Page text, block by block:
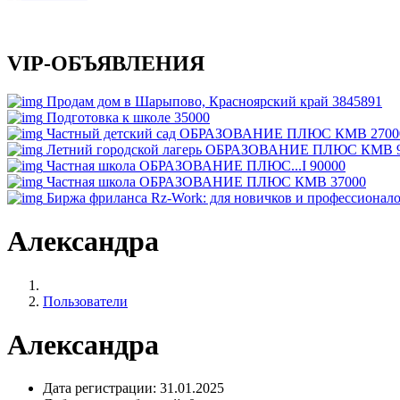
VIP-ОБЪЯВЛЕНИЯ
Продам дом в Шарыпово, Красноярский край 3845891
Подготовка к школе 35000
Частный детский сад ОБРАЗОВАНИЕ ПЛЮС КМВ
Летний городской лагерь ОБРАЗОВАНИЕ ПЛЮС КМВ
Частная школа ОБРАЗОВАНИЕ ПЛЮС...I 90000
Частная школа ОБРАЗОВАНИЕ ПЛЮС КМВ 37000
Биржа фриланса Rz-Work: для новичков и
Александра
Пользователи
Александра
Дата регистрации: 31.01.2025